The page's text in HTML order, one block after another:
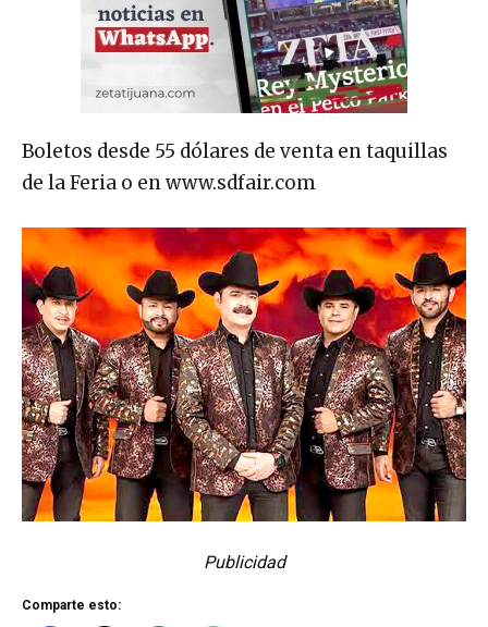
Boletos desde 55 dólares de venta en taquillas
de la Feria o en www.sdfair.com
Publicidad
Comparte esto: